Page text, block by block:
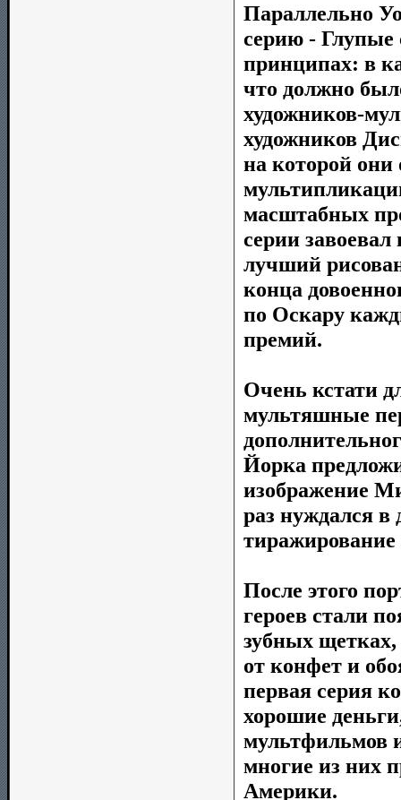
Параллельно
серию - Глупые
принципах: в
что должно
художников-
художников
на которой
масштабных
серии завоевал
лучший
конца
по Оскару
премий.
Очень кстати
мультяшные
Йорка
изображение
раз нуждался в
После этого
героев стали
зубных
от конфет и
первая серия
хорошие
мультфильмов
многие из них
Америки.